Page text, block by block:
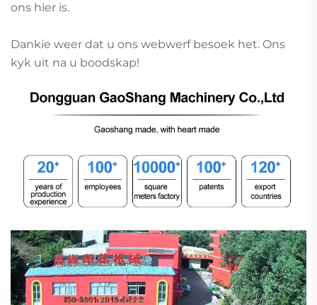
ons hier is.
Dankie weer dat u ons webwerf besoek het. Ons
kyk uit na u boodskap!